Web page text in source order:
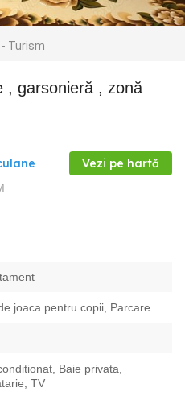
Turism
Vezi pe hartă
joaca pentru copii, Parcare
Baie privata,
TV